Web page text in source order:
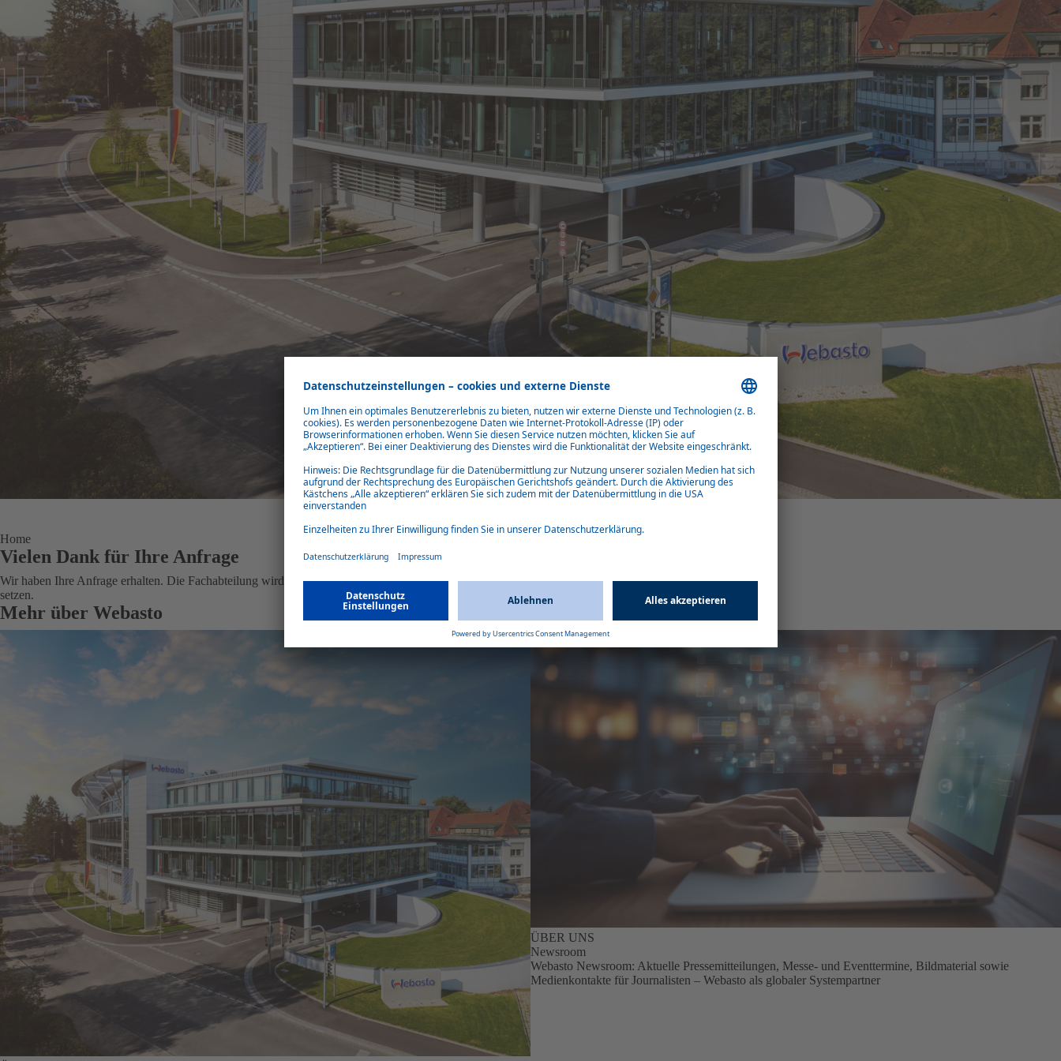
Home
Vielen Dank für Ihre Anfrage
Wir haben Ihre Anfrage erhalten. Die Fachabteilung wird diese bearbeiten und sich mit Ihnen in Verbindung
setzen.
Mehr über Webasto
ÜBER UNS
Newsroom
Webasto Newsroom: Aktuelle Pressemitteilungen, Messe- und Eventtermine, Bildmaterial sowie
Medienkontakte für Journalisten – Webasto als globaler Systempartner